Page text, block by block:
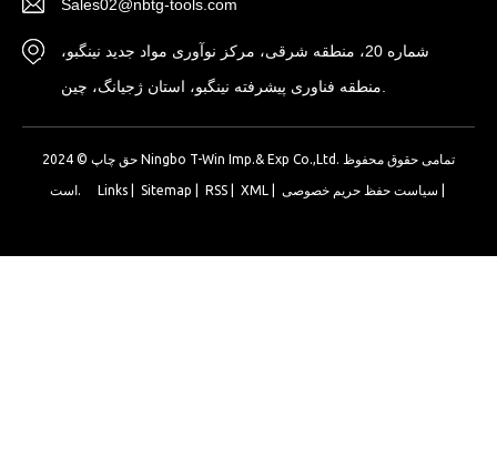
Sales02@nbtg-tools.com
شماره 20، منطقه شرقی، مرکز نوآوری مواد جدید نینگبو،
منطقه فناوری پیشرفته نینگبو، استان ژجیانگ، چین.
حق چاپ © 2024 Ningbo T-Win Imp.& Exp Co.,Ltd. تمامی حقوق محفوظ
است. Links| Sitemap RSS| XML سیاست حفظ حریم خصوصی